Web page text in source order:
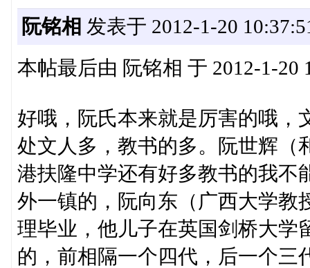
阮铭相 发表于 2012-1-20
本帖最后由 阮铭相 于 2012-1-20
好哦，阮氏本来就是厉害的哦，
处文人多，教书的多。阮世辉（
港扶隆中学还有好多教书的我不
外一镇的，阮向东（广西大学教
理毕业，他儿子在英国剑桥大学
的，前相隔一个四代，后一个三